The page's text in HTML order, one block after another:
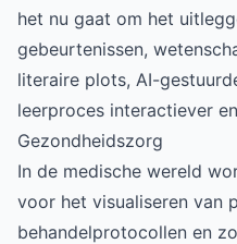
het nu gaat om het
gebeurtenissen,
literaire plots, AI-
leerproces interactiever
Gezondheidszorg
In de medische wereld
voor het visualiseren van
behandelprotocollen en